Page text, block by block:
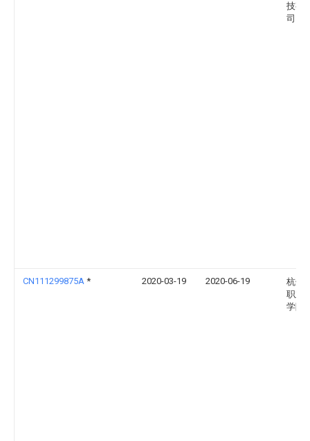
技有
司
CN111299875A * 2020-03-19 2020-06-19
杭州
职业
学院